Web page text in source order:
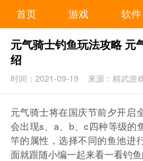
首页 游戏 软件
元气骑士钓鱼玩法攻略 元
绍
时间：2021-09-19 来源：精武游
元气骑士将在国庆节前夕开启
会出现s、a、b、c四种等级的
竿的属性，选择不同的鱼池进
面就跟随小编一起来看一看钓鱼